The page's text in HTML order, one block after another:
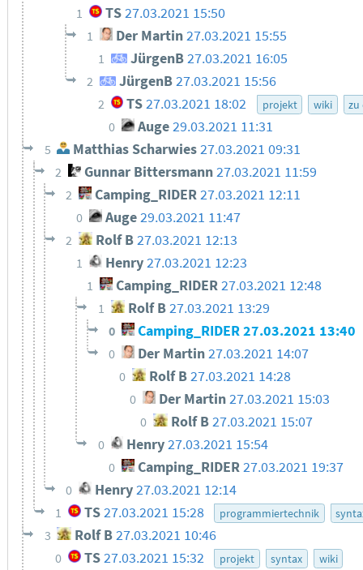
1 TS27.03.2021 15:50
1 Der Martin27.03.2021 15:55
1 JürgenB 27.03.2021 16:05
2 JürgenB27.03.2021 15:56
2 TS27.03.2021 18:02 projekt wiki zu
0 Auge 29.03.2021 11:31
5 Matthias Scharwies27.03.2021 09:31
2 Gunnar Bittersmann 27.03.2021 11:59
2 Camping_RIDER27.03.2021 12:11
0 Auge29.03.2021 11:47
2 Rolf B 27.03.2021 12:13
1 Henry27.03.2021 12:23
1 Camping_RIDER27.03.2021 12:48
1 Rolf B27.03.2021 13:29
0 Camping_RIDER 27.03.2021 13:40
0 Der Martin 27.03.2021 14:07
0 Rolf B 27.03.2021 14:28
0 Der Martin27.03.2021 15:03
0 Rolf B27.03.2021 15:07
0 Henry27.03.2021 15:54
0 Camping_RIDER 27.03.2021 19:37
0 Henry27.03.2021 12:14
1 TS 27.03.2021 15:28 programmiertechnik
3 Rolf B27.03.2021 10:46
0 TS 27.03.2021 15:32 projekt syntax wiki